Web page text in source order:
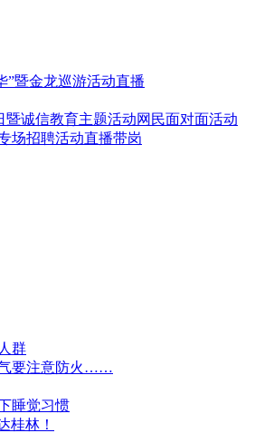
”暨金龙巡游活动直播
暨诚信教育主题活动网民面对面活动
场招聘活动直播带岗
群
气要注意防火……
睡觉习惯
桂林！